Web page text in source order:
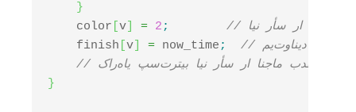
}
    color
v = 2 ;
این رأس را سیاه کن
    finish
v = now_time ;
را اضافه کنید.
// کار‌های پس‌ترتیب این رأس را انجام بده
}